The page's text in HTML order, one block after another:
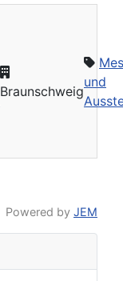
Braunschweig
und
Powered by JEM